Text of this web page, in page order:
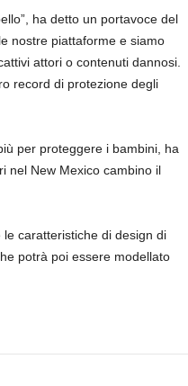
ha detto un portavoce del
nostre piattaforme e siamo
attori o contenuti dannosi.
record di protezione degli
per proteggere i bambini, ha
nel New Mexico cambino il
caratteristiche di design di
potrà poi essere modellato